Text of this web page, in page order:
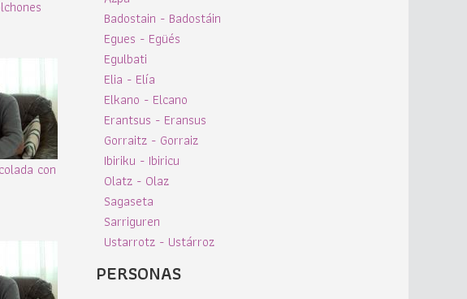
con
Badostain - Badostáin
Egues - Egüés
Egulbati
Elia - Elía
Elkano - Elcano
Erantsus - Eransus
Gorraitz - Gorraiz
Ibiriku - Ibiricu
Olatz - Olaz
Sagaseta
Sarriguren
Ustarrotz - Ustárroz
PERSONAS